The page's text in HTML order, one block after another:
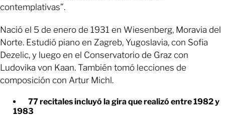
contemplativas”.
Nació el 5 de enero de 1931 en Wiesenberg, Moravia del
Norte. Estudió piano en Zagreb, Yugoslavia, con Sofia
Dezelic, y luego en el Conservatorio de Graz con
Ludovika von Kaan. También tomó lecciones de
composición con Artur Michl.
77 recitales incluyó la gira que realizó entre 1982 y
1983